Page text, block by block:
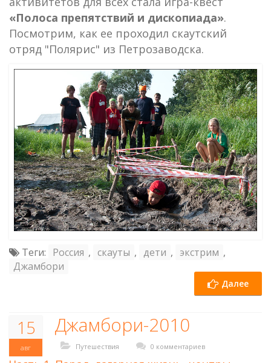
«Полоса препятствий и дископиада».
Посмотрим, как ее проходил скаутский
отряд "Полярис" из Петрозаводска.
Теги: Россия , скауты , дети , экстрим ,
Джамбори
Далее
15
авг
Джамбори-2010
Путешествия 0 комментариев